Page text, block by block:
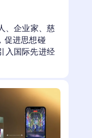
、企业家、慈
促进思想碰
入国际先进经